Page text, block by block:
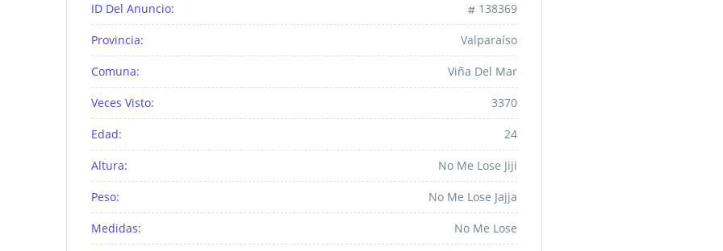
ID Del Anuncio: 138369
Provincia: Valparaíso
Comuna: Viña Del Mar
Veces Visto: 3370
Edad: 24
Altura: No Me Lose Jiji
Peso: No Me Lose Jajja
Medidas: No Me Lose